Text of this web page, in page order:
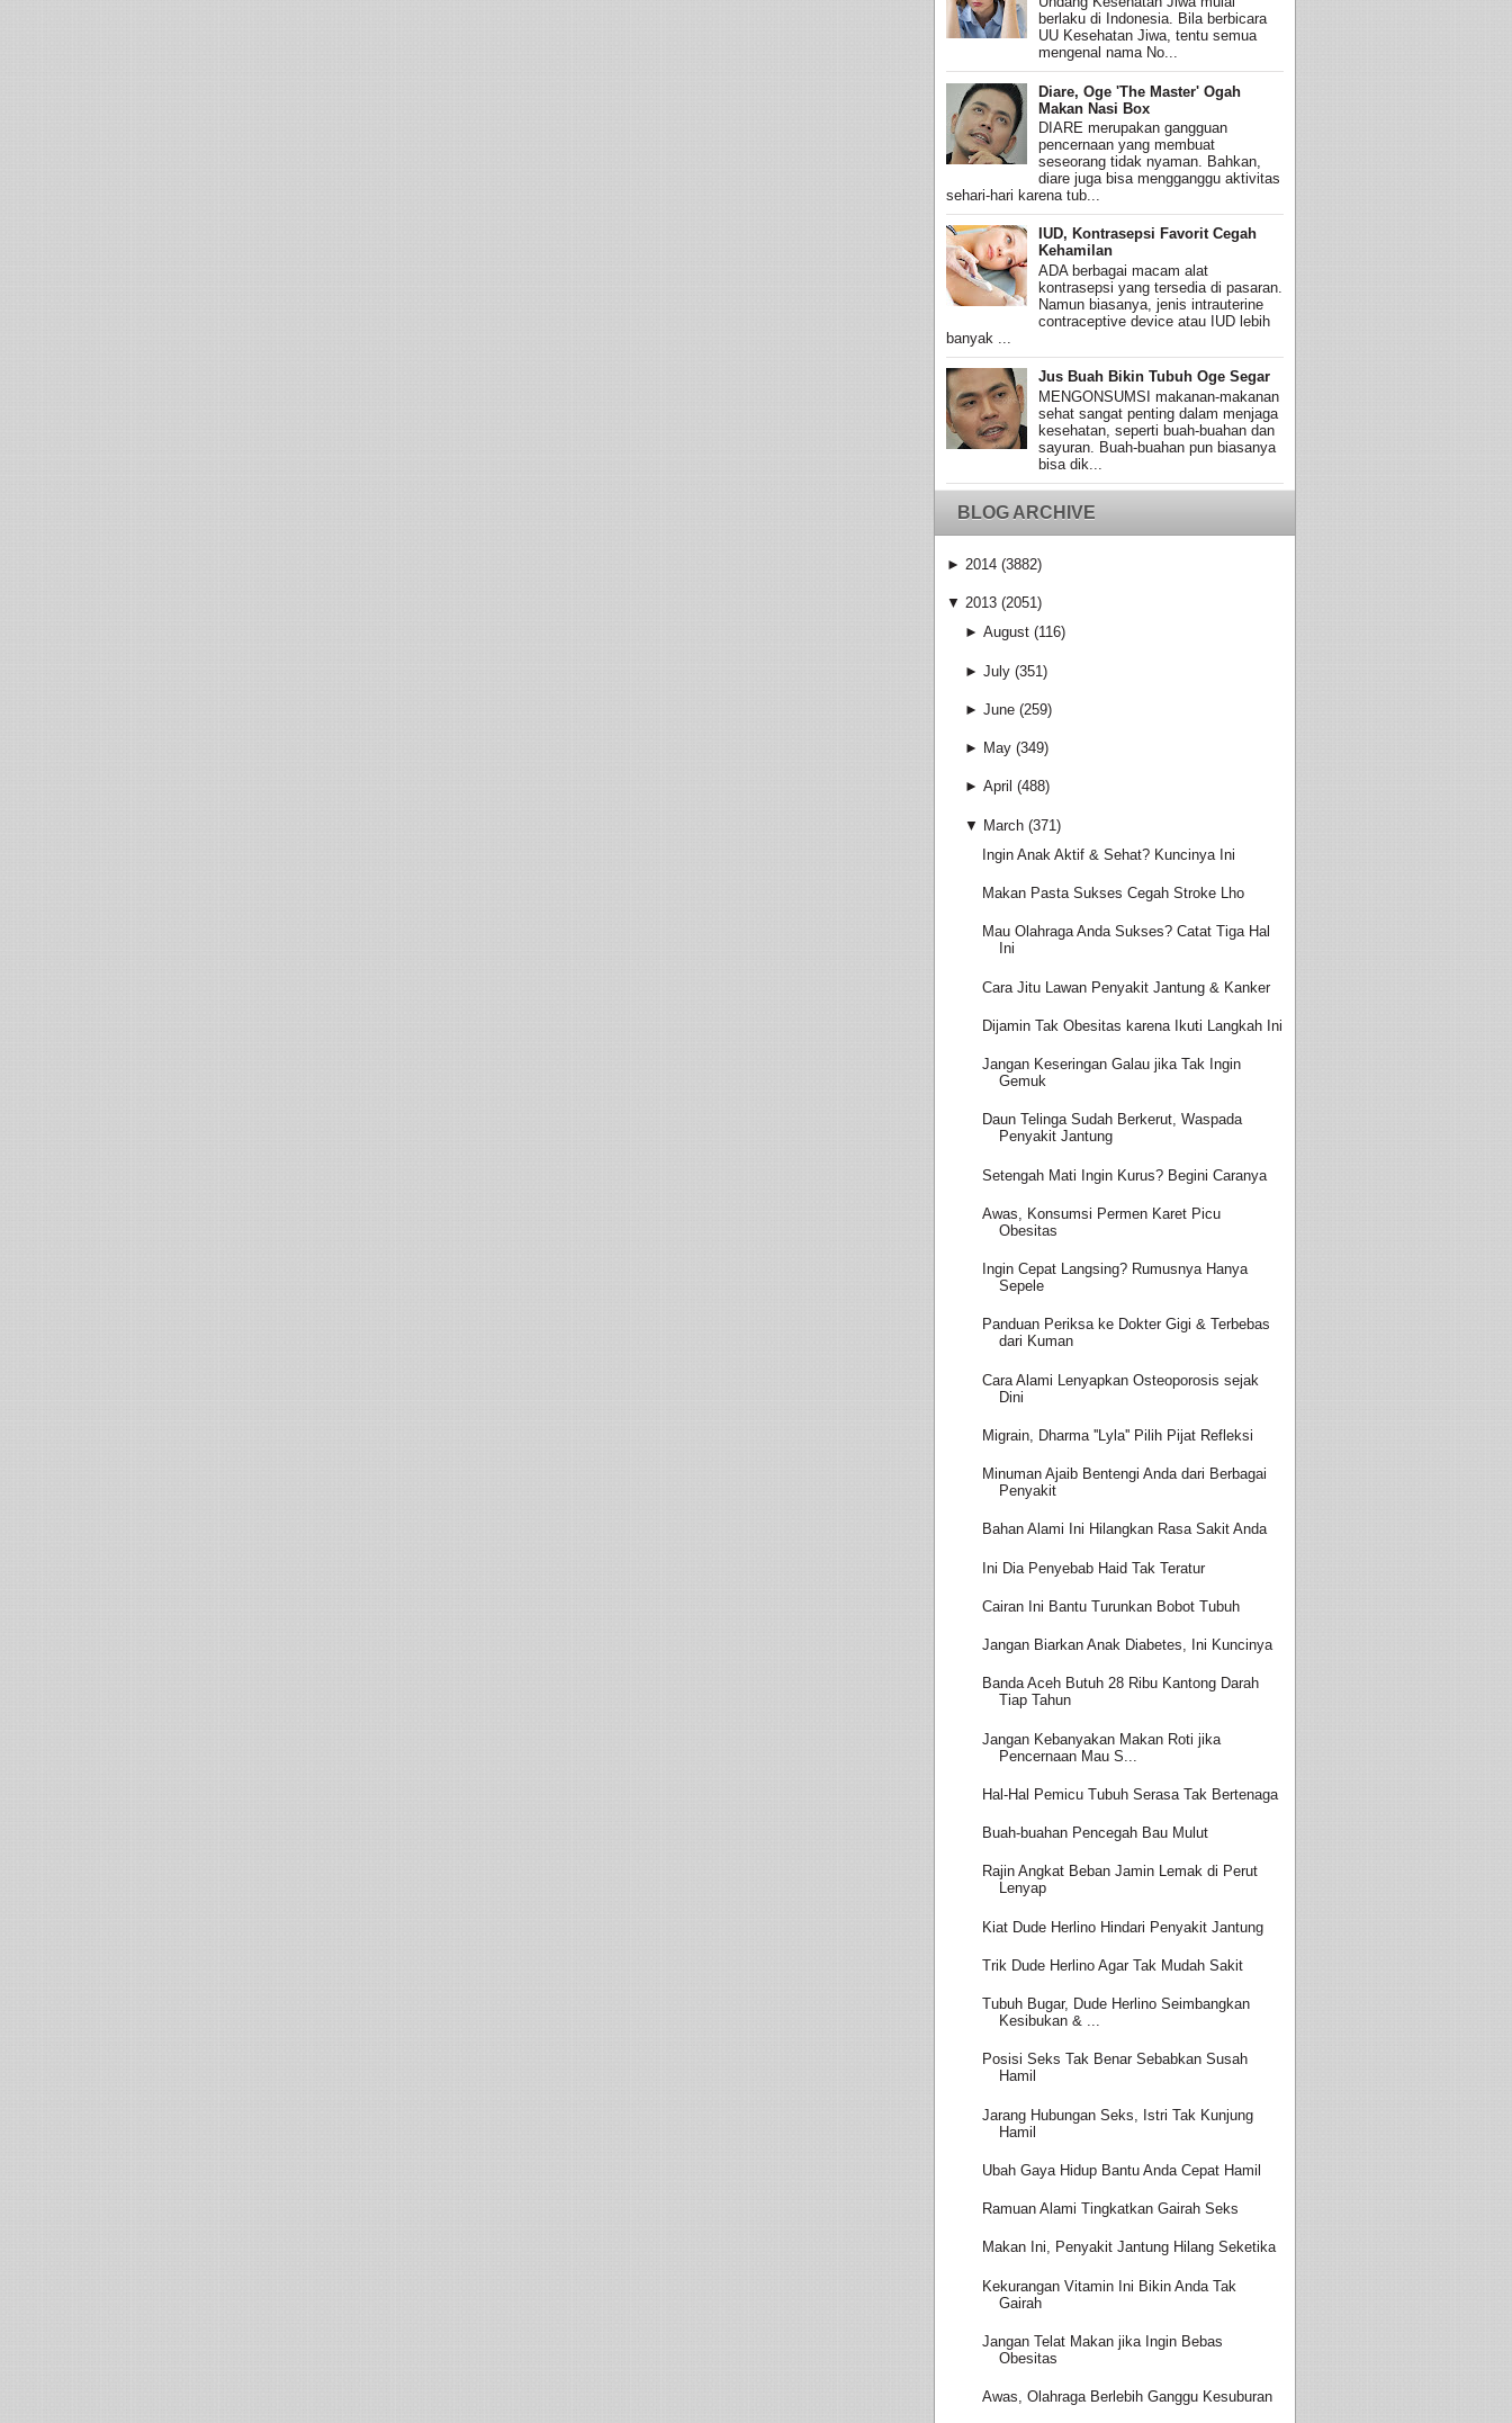
berlaku di Indonesia. Bila berbicara
UU Kesehatan Jiwa, tentu semua
mengenal nama No...
Diare, Oge 'The Master' Ogah
Makan Nasi Box
DIARE merupakan gangguan
pencernaan yang membuat
seseorang tidak nyaman. Bahkan,
diare juga bisa mengganggu aktivitas
sehari-hari karena tub...
IUD, Kontrasepsi Favorit Cegah
Kehamilan
ADA berbagai macam alat
kontrasepsi yang tersedia di pasaran.
Namun biasanya, jenis intrauterine
contraceptive device atau IUD lebih
banyak ...
Jus Buah Bikin Tubuh Oge Segar
MENGONSUMSI makanan-makanan
sehat sangat penting dalam menjaga
kesehatan, seperti buah-buahan dan
sayuran. Buah-buahan pun biasanya
bisa dik...
BLOG ARCHIVE
► 2014 (3882)
▼ 2013 (2051)
► August (116)
► July (351)
► June (259)
► May (349)
► April (488)
▼ March (371)
Ingin Anak Aktif & Sehat? Kuncinya Ini
Makan Pasta Sukses Cegah Stroke Lho
Mau Olahraga Anda Sukses? Catat Tiga Hal
Ini
Cara Jitu Lawan Penyakit Jantung & Kanker
Dijamin Tak Obesitas karena Ikuti Langkah Ini
Jangan Keseringan Galau jika Tak Ingin
Gemuk
Daun Telinga Sudah Berkerut, Waspada
Penyakit Jantung
Setengah Mati Ingin Kurus? Begini Caranya
Awas, Konsumsi Permen Karet Picu
Obesitas
Ingin Cepat Langsing? Rumusnya Hanya
Sepele
Panduan Periksa ke Dokter Gigi & Terbebas
dari Kuman
Cara Alami Lenyapkan Osteoporosis sejak
Dini
Migrain, Dharma ''Lyla'' Pilih Pijat Refleksi
Minuman Ajaib Bentengi Anda dari Berbagai
Penyakit
Bahan Alami Ini Hilangkan Rasa Sakit Anda
Ini Dia Penyebab Haid Tak Teratur
Cairan Ini Bantu Turunkan Bobot Tubuh
Jangan Biarkan Anak Diabetes, Ini Kuncinya
Banda Aceh Butuh 28 Ribu Kantong Darah
Tiap Tahun
Jangan Kebanyakan Makan Roti jika
Pencernaan Mau S...
Hal-Hal Pemicu Tubuh Serasa Tak Bertenaga
Buah-buahan Pencegah Bau Mulut
Rajin Angkat Beban Jamin Lemak di Perut
Lenyap
Kiat Dude Herlino Hindari Penyakit Jantung
Trik Dude Herlino Agar Tak Mudah Sakit
Tubuh Bugar, Dude Herlino Seimbangkan
Kesibukan & ...
Posisi Seks Tak Benar Sebabkan Susah
Hamil
Jarang Hubungan Seks, Istri Tak Kunjung
Hamil
Ubah Gaya Hidup Bantu Anda Cepat Hamil
Ramuan Alami Tingkatkan Gairah Seks
Makan Ini, Penyakit Jantung Hilang Seketika
Kekurangan Vitamin Ini Bikin Anda Tak
Gairah
Jangan Telat Makan jika Ingin Bebas
Obesitas
Awas, Olahraga Berlebih Ganggu Kesuburan